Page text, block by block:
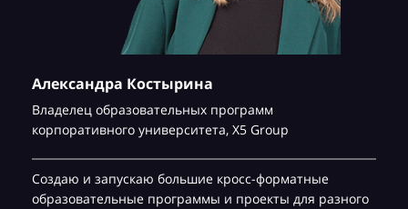
Александра Костырина
Владелец образовательных программ
корпоративного университета, Х5 Group
Создаю и запускаю большие кросс-форматные
образовательные программы и проекты для разного